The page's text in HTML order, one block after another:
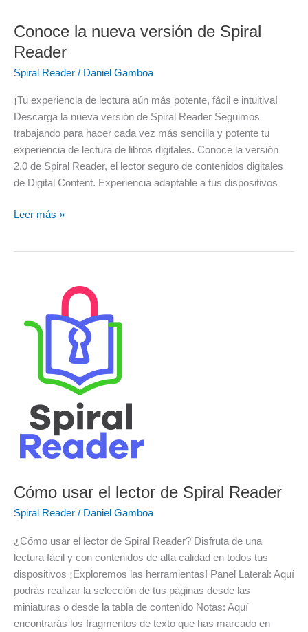
Conoce la nueva versión de Spiral
Reader
Spiral Reader / Daniel Gamboa
¡Tu experiencia de lectura aún más potente, fácil e intuitiva!
Descarga la nueva versión de Spiral Reader Seguimos
trabajando para hacer cada vez más sencilla y potente tu
experiencia de lectura de libros digitales. Conoce la versión
2.0 de Spiral Reader, el lector seguro de contenidos digitales
de Digital Content. Experiencia adaptable a tus dispositivos
Leer más »
Cómo usar el lector de Spiral Reader
Spiral Reader / Daniel Gamboa
¿Cómo usar el lector de Spiral Reader? Disfruta de una
lectura fácil y con contenidos de alta calidad en todos tus
dispositivos ¡Exploremos las herramientas! Panel Lateral: Aquí
podrás realizar la selección de tus páginas desde las
miniaturas o desde la tabla de contenido Notas: Aquí
encontrarás los fragmentos de texto que has marcado en
lector
Reader